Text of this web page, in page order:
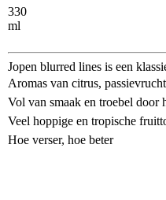
330
ml
Jopen blurred lines is een
Aromas van citrus,
Vol van smaak en troebel door
Veel hoppige en tropische
Hoe verser, hoe beter